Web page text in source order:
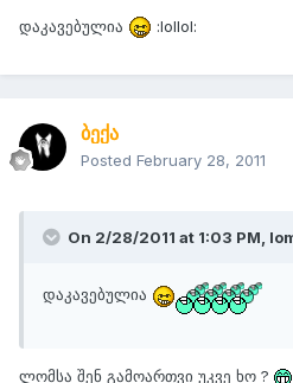
დაკავებულია :lollol:
ბექა
Posted February 28, 2011
On 2/28/2011 at 1:03 PM,
დაკავებულია
ლომსა შენ გამოართვი უკვე ხო ?